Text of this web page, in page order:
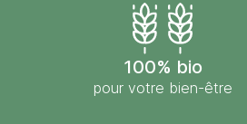
100% bio
pour votre bien-être